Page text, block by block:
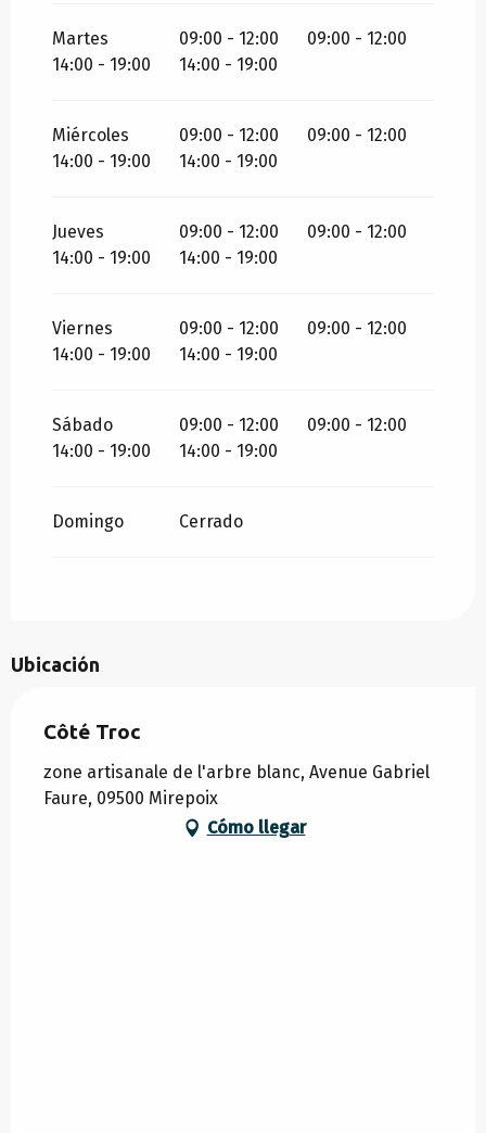
Martes 09:00 - 12:00
09:00 - 12:00
14:00 - 19:00
14:00 - 19:00
Miércoles 09:00 - 12:00
09:00 - 12:00
14:00 - 19:00
14:00 - 19:00
Jueves 09:00 - 12:00
09:00 - 12:00
14:00 - 19:00
14:00 - 19:00
Viernes 09:00 - 12:00
09:00 - 12:00
14:00 - 19:00
14:00 - 19:00
Sábado 09:00 - 12:00
09:00 - 12:00
14:00 - 19:00
14:00 - 19:00
Domingo Cerrado
Ubicación
Côté Troc
zone artisanale de l'arbre blanc, Avenue Gabriel
Faure, 09500 Mirepoix
Cómo llegar